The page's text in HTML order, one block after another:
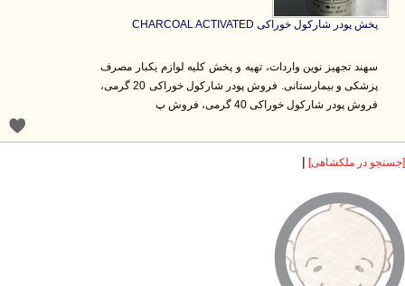
پخش پودر شارکول خوراکی CHARCOAL ACTIVATED
سهند تجهیز نوین واردات، تهیه و پخش کلیه لوازم یکبار مصرف
پزشکی و بیمارستانی. فروش پودر شارکول خوراکی 20 گرمی،
فروش پودر شارکول خوراکی 40 گرمی، فروش پ
در ملکشاهی] |